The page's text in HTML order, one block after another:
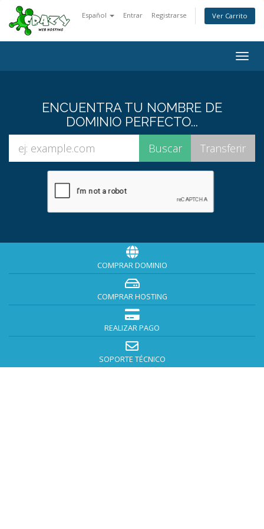
Español Entrar Registrarse Ver Carrito
ENCUENTRA TU NOMBRE DE
DOMINIO PERFECTO...
COMPRAR DOMINIO
COMPRAR HOSTING
REALIZAR PAGO
SOPORTE TÉCNICO